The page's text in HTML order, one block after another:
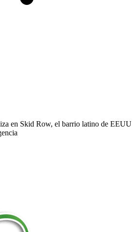
en Skid Row, el barrio latino de EEUU